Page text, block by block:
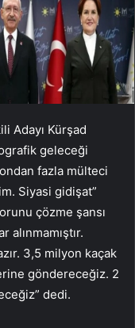
Adayı Kürşad
geleceği
fazla mülteci
Siyasi gidişat”
çözme şansı
3,5 milyon kaçak
göndereceğiz. 2
dedi.